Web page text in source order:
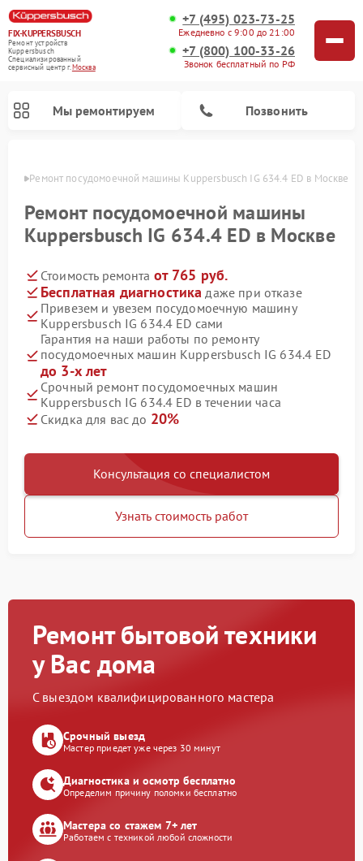
FIX-KUPPERSBUSCH
Ремонт устройств
Kuppersbusch
Специализированный
cервисный центр г.Москва
+7 (495) 023-73-25
Ежедневно с 9:00 до 21:00
+7 (800) 100-33-26
Звонок бесплатный по РФ
Мы ремонтируем Позвонить
Ремонт посудомоечной машины Kuppersbusch IG 634.4 ED в Москве
Ремонт посудомоечной машины
Kuppersbusch IG 634.4 ED в Москве
Стоимость ремонта от 765 руб.
Бесплатная диагностика даже при отказе
Привезем и увезем посудомоечную машину
Kuppersbusch IG 634.4 ED сами
Гарантия на наши работы по ремонту
посудомоечных машин Kuppersbusch IG 634.4 ED
до 3-х лет
Срочный ремонт посудомоечных машин
Kuppersbusch IG 634.4 ED в течении часа
Скидка для вас до 20%
Консультация со специалистом
Узнать стоимость работ
Ремонт бытовой техники
у Вас дома
С выездом квалифицированного мастера
Срочный выезд
Мастер приедет уже через 30 минут
Диагностика и осмотр бесплатно
Определим причину поломки бесплатно
Мастера со стажем 7+ лет
Работаем с техникой любой сложности